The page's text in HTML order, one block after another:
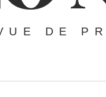
DE